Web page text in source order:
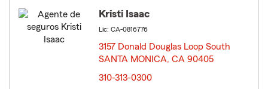
Kristi Isaac
Lic: CA-0816776
3157 Donald Douglas Loop South
SANTA MONICA, CA 90405
310-313-0300